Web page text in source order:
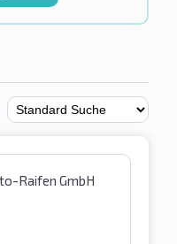
Raifen GmbH